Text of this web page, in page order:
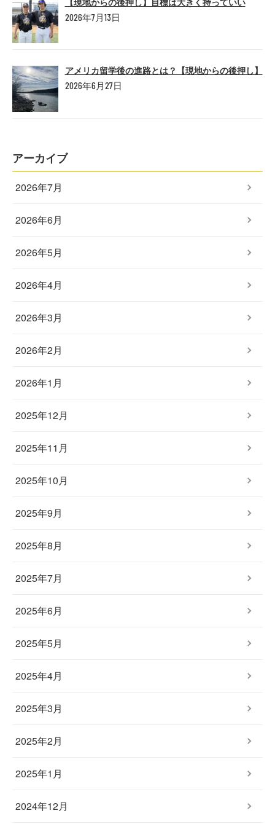
2026年7月13日
アメリカ留学後の進路とは？【現地からの後押し】
2026年6月27日
アーカイブ
2026年7月
2026年6月
2026年5月
2026年4月
2026年3月
2026年2月
2026年1月
2025年12月
2025年11月
2025年10月
2025年9月
2025年8月
2025年7月
2025年6月
2025年5月
2025年4月
2025年3月
2025年2月
2025年1月
2024年12月